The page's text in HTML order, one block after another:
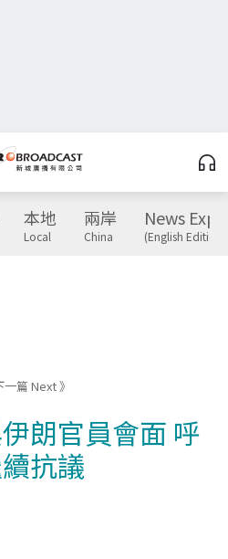
本地
Local
兩岸
China
News
(English Edition)
一篇 Next 》
朗官員會面 呼
抗議